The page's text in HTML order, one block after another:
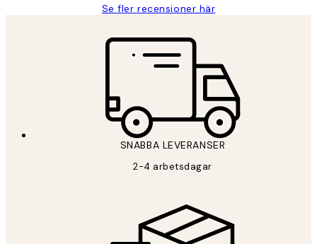
Se fler recensioner här
SNABBA LEVERANSER
2-4 arbetsdagar